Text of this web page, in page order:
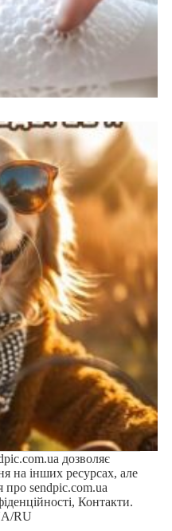
дозволяє
на інших ресурсах, але
про sendpic.com.ua
, Контакти.
/RU